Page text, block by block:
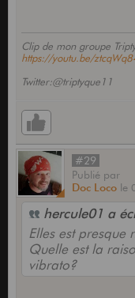
Clip de mon groupe
https://youtu.be/
Twitter:@triptyque11
#29
Publié par
Doc Loco le
hercule01 a
Elles est presque
Quelle est la
vibrato?